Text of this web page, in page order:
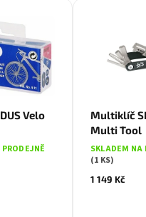
Velo
Multiklíč
Multi Tool
SKLADEM NA
(1 KS)
1 149 Kč